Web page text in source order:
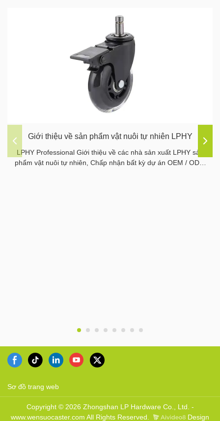
Giới thiệu về sản phẩm vật nuôi tự nhiên LPHY
LPHY Professional Giới thiệu về các nhà sản xuất LPHY sản
phẩm vật nuôi tự nhiên, Chấp nhận bất kỳ dự án OEM / ODM
Sơ đồ trang web
Copyright © 2026 Zhongshan LP Hardware Co., Ltd. -
www.wensuocaster.com All Rights Reserved.
Design